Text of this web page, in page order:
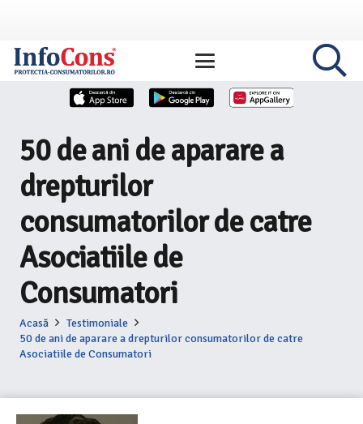
50 de ani de aparare a
drepturilor
consumatorilor de catre
Asociatiile de
Consumatori
Acasă
Testimoniale
50 de ani de aparare a drepturilor consumatorilor de catre
Asociatiile de Consumatori